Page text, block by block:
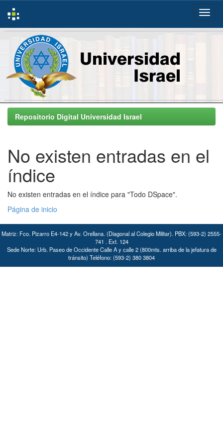
Skip
navigationRepositorio Digital Universidad Israel
No existen entradas en el
índice
No existen entradas en el índice para "Todo DSpace".
Página de inicio
Matriz: Fco. Pizarro E4-142 y Av. Orellana. (Diagonal al Colegio Militar). PBX: (593-2) 2555-
741 . Ext. 124
Sede Norte: Urb. Paseo de Occidente Calle A y calle 2 (800mts. arriba de la jefatura de
tránsito) Teléfono: (593-2) 380 3804